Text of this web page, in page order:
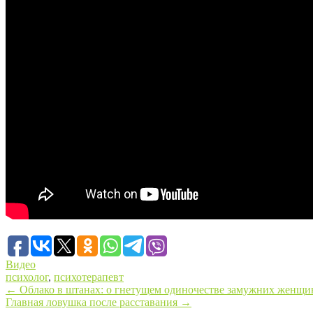
Видео
психолог, психотерапевт
Post navigation
← Облако в штанах: о гнетущем одиночестве замужних
Главная ловушка после расставания →